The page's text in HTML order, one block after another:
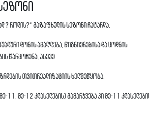
? როდის?“ გაზაფხულის სეზონი ჩატარდა.
დონის ამაღლება, წიგნიერებისა და ცოდნის
წარმოჩენა, ასევე
თვითრეალიზაციის ხელშეწყობა.
მე-12 კლასელების) გამარჯვება კი მე-11